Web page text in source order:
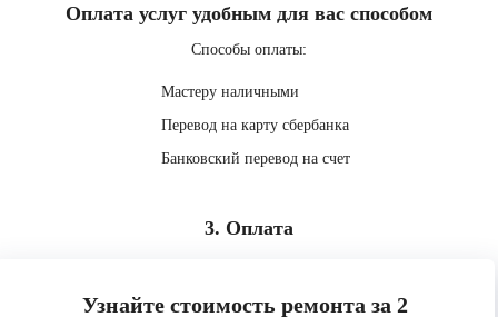
3. Оплата
Узнайте стоимость ремонта за 2
Оплата услуг удобным для вас способом
Способы оплаты:
Мастеру наличными
Перевод на карту сбербанка
Банковский перевод на счет